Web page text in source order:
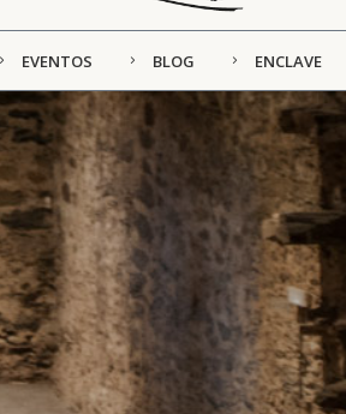
EVENTOS BLOG ENCLAVE